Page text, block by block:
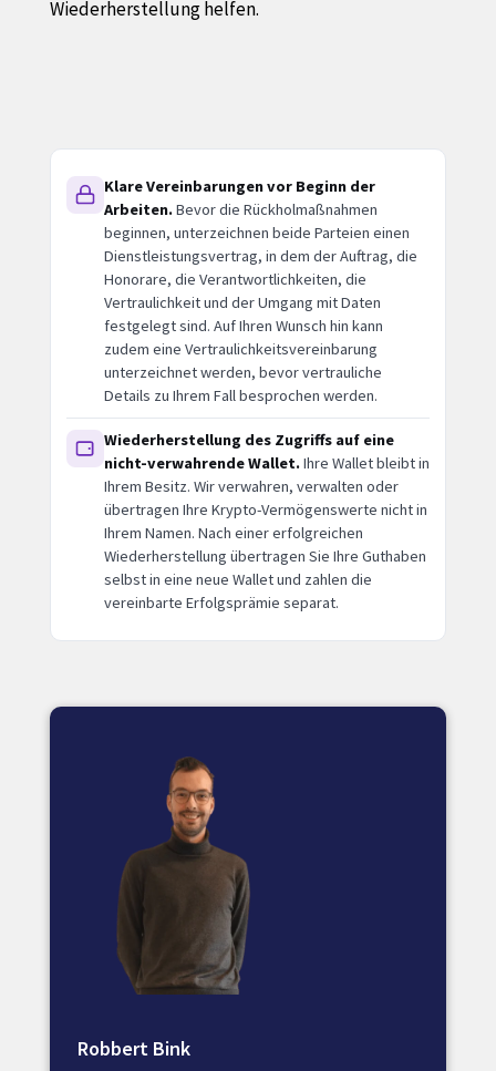
Wiederherstellung helfen.
Klare Vereinbarungen vor Beginn der
Arbeiten.Bevor die Rückholmaßnahmen
beginnen, unterzeichnen beide Parteien einen
Dienstleistungsvertrag, in dem der Auftrag, die
Honorare, die Verantwortlichkeiten, die
Vertraulichkeit und der Umgang mit Daten
festgelegt sind. Auf Ihren Wunsch hin kann
zudem eine Vertraulichkeitsvereinbarung
unterzeichnet werden, bevor vertrauliche
Details zu Ihrem Fall besprochen werden.
Wiederherstellung des Zugriffs auf eine
nicht-verwahrende Wallet.Ihre Wallet bleibt in
Ihrem Besitz. Wir verwahren, verwalten oder
übertragen Ihre Krypto-Vermögenswerte nicht in
Ihrem Namen. Nach einer erfolgreichen
Wiederherstellung übertragen Sie Ihre Guthaben
selbst in eine neue Wallet und zahlen die
vereinbarte Erfolgsprämie separat.
Robbert Bink